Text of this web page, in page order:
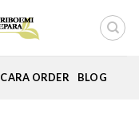
CARA ORDER BLOG